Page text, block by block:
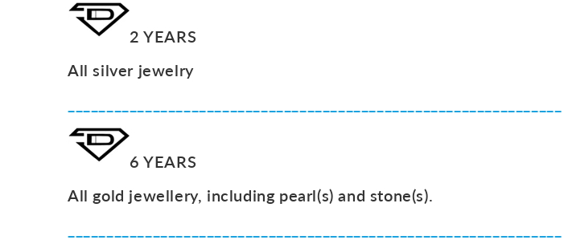
2 YEARS
All silver jewelry
6 YEARS
All gold jewellery, including pearl(s) and stone(s).